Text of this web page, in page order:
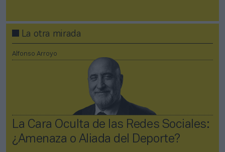
La otra mirada
Alfonso Arroyo
La Cara Oculta de las Redes Sociales:
¿Amenaza o Aliada del Deporte?